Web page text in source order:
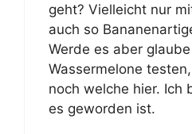
geht? Vielleicht nur
auch so
Werde es aber
Wassermelone
noch welche hier. Ich
es geworden ist.